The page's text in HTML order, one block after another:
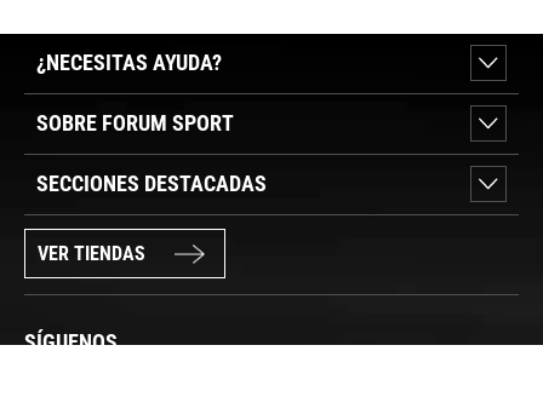
¿NECESITAS AYUDA?
SOBRE FORUM SPORT
SECCIONES DESTACADAS
VER TIENDAS
SÍGUENOS